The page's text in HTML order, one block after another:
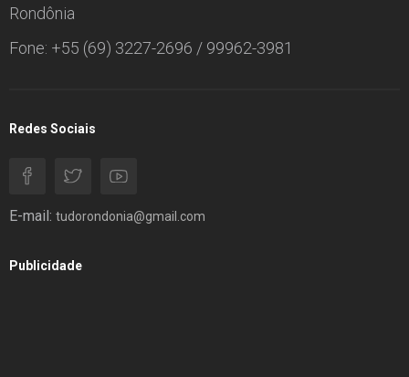
Rondônia
Fone: +55 (69) 3227-2696 / 99962-3981
Redes Sociais
E-mail: tudorondonia@gmail.com
Publicidade